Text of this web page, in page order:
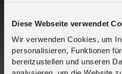
Diese Webseite verwendet
Wir verwenden Cookies, um
personalisieren, Funktionen
bereitzustellen und unseren
Braccio robotico per
imballaggio che
automatica (AGV)
Contatta melita.io oggi